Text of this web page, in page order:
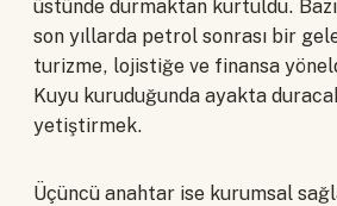
üstünde durmaktan kurtuldu.
son yıllarda petrol sonrası bir
turizme, lojistiğe ve finansa
Kuyu kuruduğunda ayakta
yetiştirmek.
Üçüncü anahtar ise kurumsal